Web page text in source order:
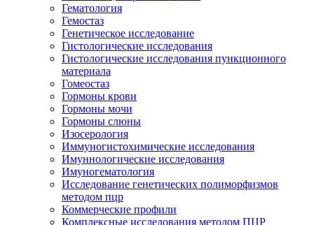
Гематология
Гемостаз
Генетическое исследование
Гистологические исследования
Гистологические исследования пункционного
материала
Гомеостаз
Гормоны крови
Гормоны мочи
Гормоны слюны
Изосерология
Иммуногистохимические исследования
Имуннологические исследования
Имуногематология
Исследование генетических полиморфизмов
методом пцр
Коммерческие профили
Комплексные исследования методом ПЦР